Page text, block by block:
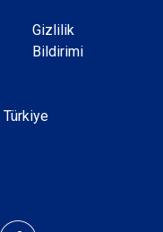
Gizlilik
Bildirimi